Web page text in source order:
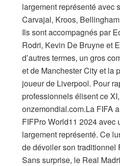
largement représenté avec
Carvajal, Kroos,
Ils sont accompagnés par
Rodri, Kevin De Bruyne et
d’autres termes, un gros
et de Manchester City et la
joueur de Liverpool. Pour
professionnels élisent ce
onzemondial.com.La FIFA
FIFPro World11 2024 avec
largement représenté. Ce
de dévoiler son traditionnel
Sans surprise, le Real